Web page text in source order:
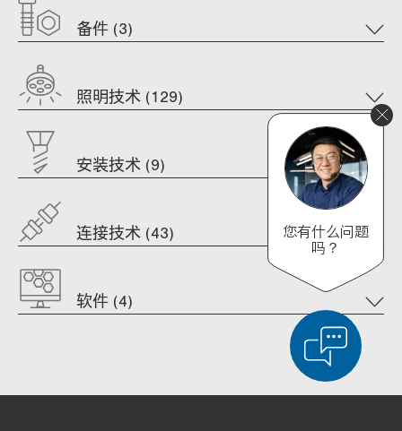
备件 (3)
照明技术 (129)
安装技术 (9)
连接技术 (43)
软件 (4)
您有什么问题
吗？